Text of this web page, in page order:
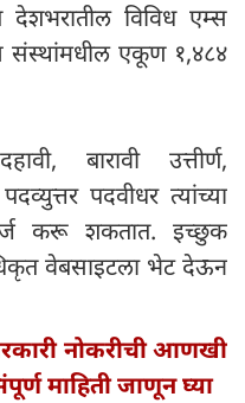
विविध एम्स
संस्थांमधील एकूण १,४८४
बारावी उत्तीर्ण,
पदवीधर त्यांच्या
करू शकतात. इच्छुक
वेबसाइटला भेट देऊन
नोकरीची आणखी
माहिती जाणून घ्या